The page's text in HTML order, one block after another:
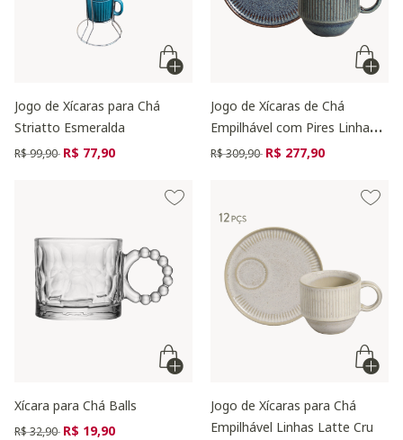
Jogo de Xícaras para Chá
Striatto Esmeralda
Preço reduzido de
R$ 99,90 para
R$ 77,90
Jogo de Xícaras de Chá
Empilhável com Pires Linhas
Titanium Azul
Preço reduzido de
R$ 309,90 para
R$ 277,90
Xícara para Chá Balls
Preço reduzido de
R$ 32,90 para
R$ 19,90
Jogo de Xícaras para Chá
Empilhável Linhas Latte Cru